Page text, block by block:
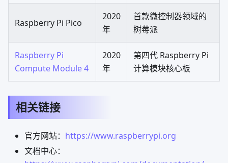
Raspberry Pi Pico
2020
年
首款微控制器领域的
树莓派
Raspberry Pi
Compute Module 4
2020
年
第四代 Raspberry Pi
计算模块核心板
相关链接
官方网站： https://www.raspberrypi.org
文档中心：